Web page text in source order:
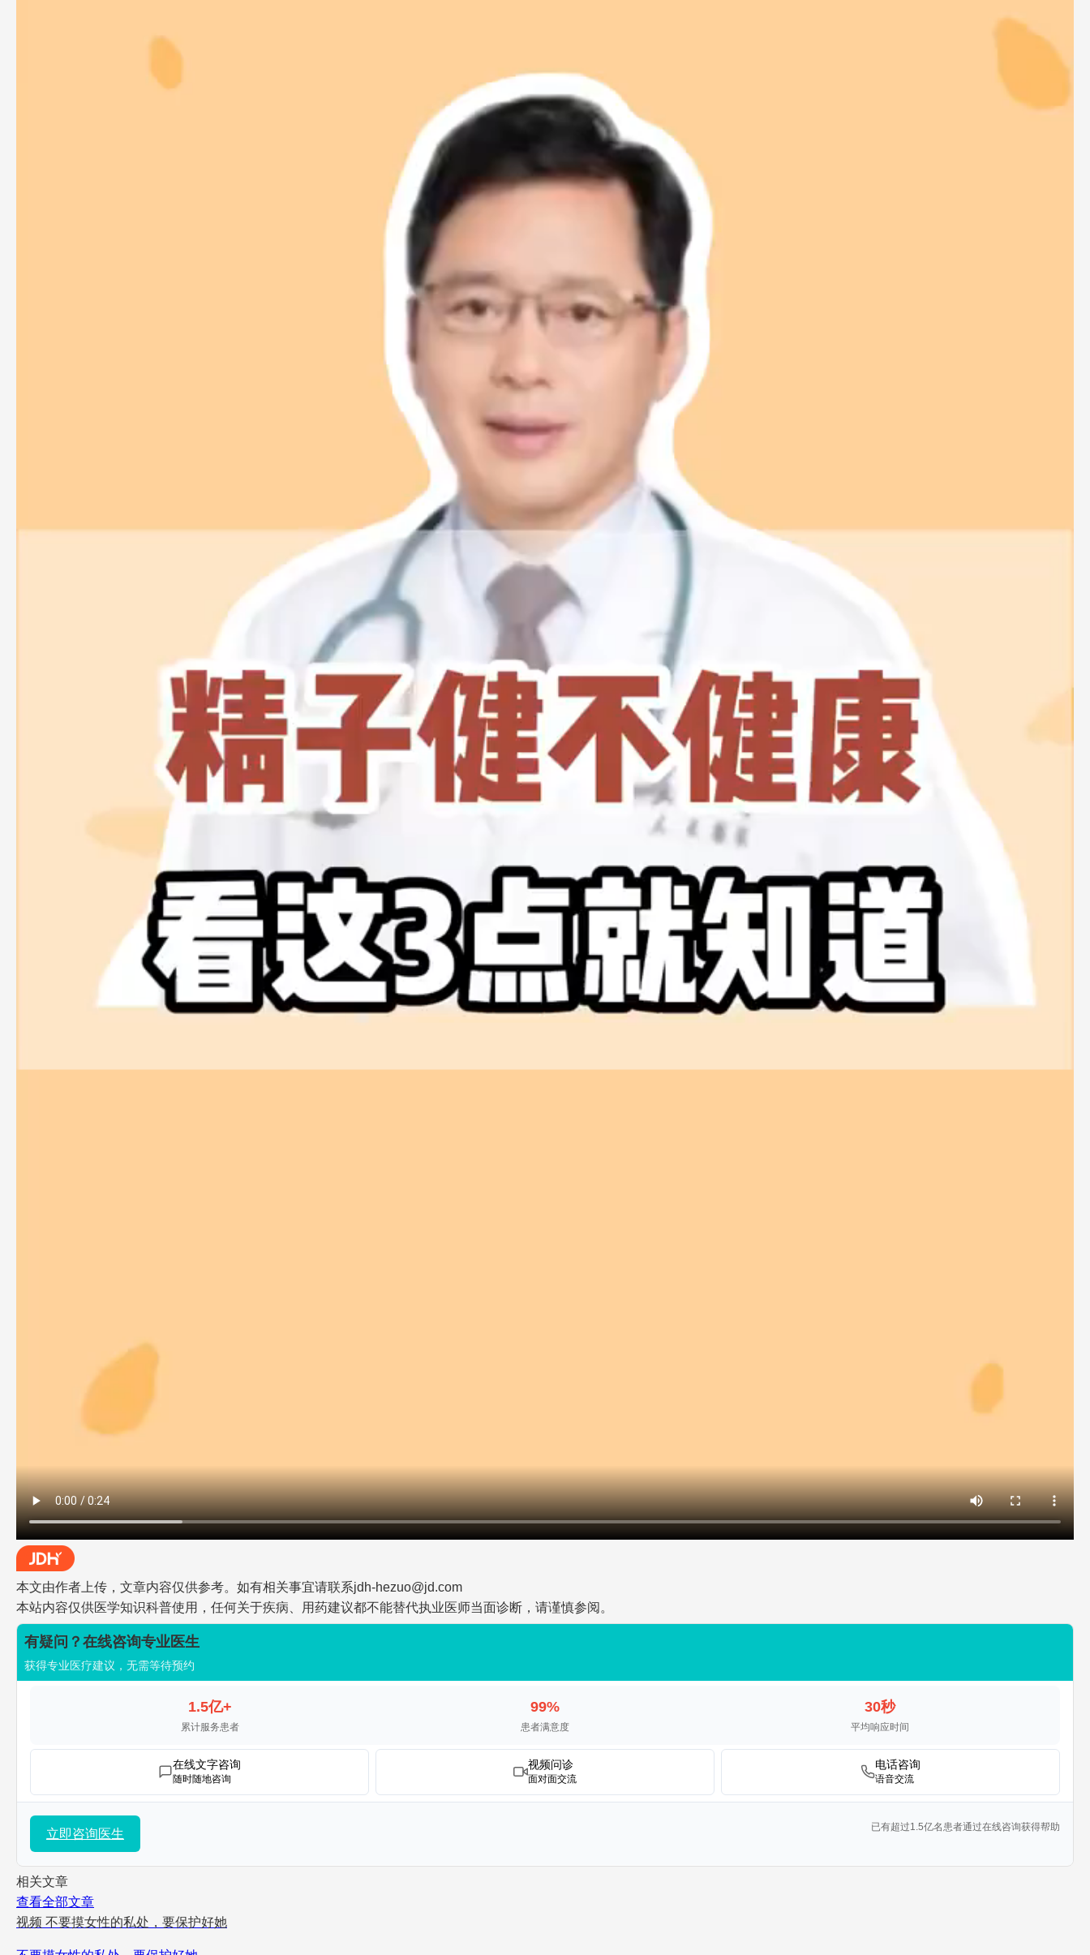
本文由作者上传，文章内容仅供参考。如有相关事宜请联系jdh-hezuo@jd.com
本站内容仅供医学知识科普使用，任何关于疾病、用药建议都不能替代执业医师当面诊断，请谨慎参阅。
有疑问？在线咨询专业医生
获得专业医疗建议，无需等待预约
1.5亿+
累计服务患者
99%
患者满意度
30秒
平均响应时间
在线文字咨询
随时随地咨询
视频问诊
面对面交流
电话咨询
语音交流
立即咨询医生 已有超过1.5亿名患者通过在线咨询获得帮助
相关文章
查看全部文章
视频 不要摸女性的私处，要保护好她